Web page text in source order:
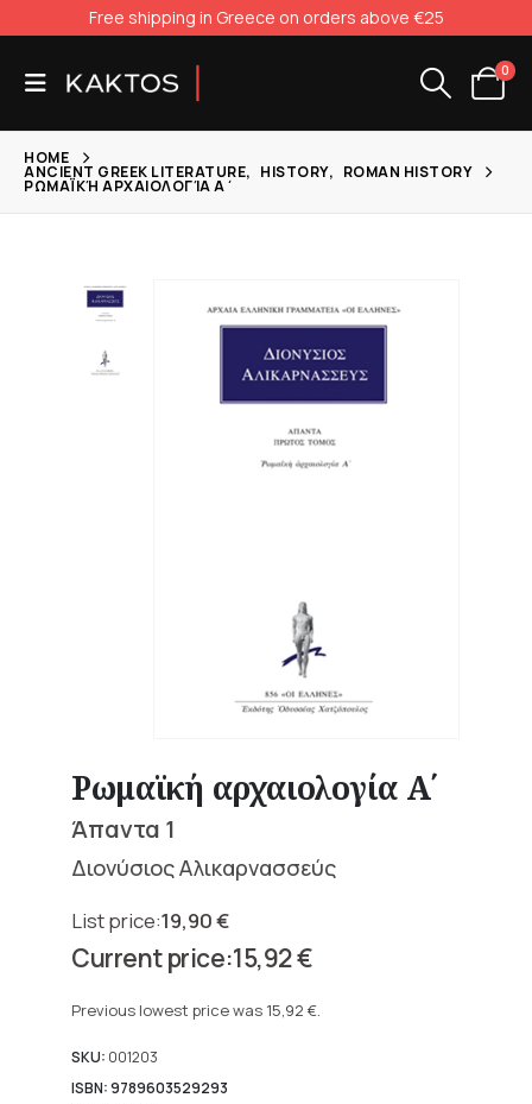
Free shipping in Greece on orders above €25
0
HOME
ANCIENT GREEK LITERATURE, HISTORY, ROMAN HISTORY
ΡΩΜΑΪΚΉ ΑΡΧΑΙΟΛΟΓΊΑ Α΄
Ρωμαϊκή αρχαιολογία Α΄
Άπαντα 1
Διονύσιος Αλικαρνασσεύς
19,90€
Original
price
19,90 €.
15,92€
price
15,92 €.
Previous lowest price was 15,92 €.
SKU: 001203
ISBN: 9789603529293